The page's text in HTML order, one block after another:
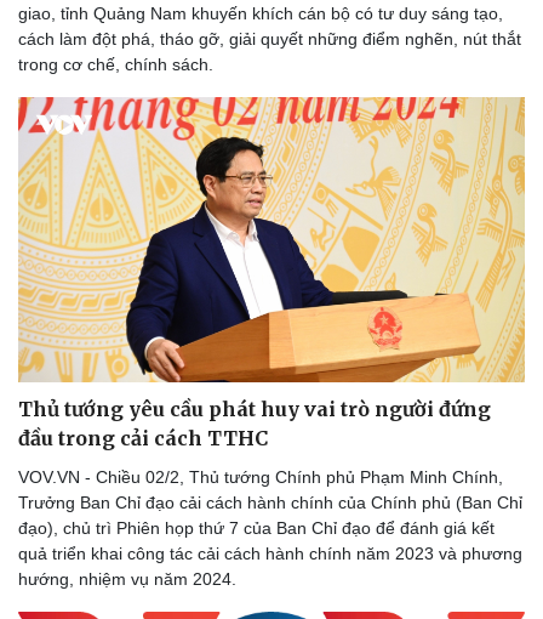
Thể thao
Bóng đá
Lịch thi đấu bóng đá
Thế giới thể thao
Hậu trường
Ô tô - Xe máy
Ô tô
Xe máy
giao, tỉnh Quảng Nam khuyến khích cán bộ có tư duy sáng tạo,
cách làm đột phá, tháo gỡ, giải quyết những điểm nghẽn, nút thắt
trong cơ chế, chính sách.
Thủ tướng yêu cầu phát huy vai trò người đứng
đầu trong cải cách TTHC
VOV.VN - Chiều 02/2, Thủ tướng Chính phủ Phạm Minh Chính,
Trưởng Ban Chỉ đạo cải cách hành chính của Chính phủ (Ban Chỉ
đạo), chủ trì Phiên họp thứ 7 của Ban Chỉ đạo để đánh giá kết
quả triển khai công tác cải cách hành chính năm 2023 và phương
hướng, nhiệm vụ năm 2024.